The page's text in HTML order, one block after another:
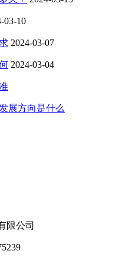
03-10
2024-03-07
2024-03-04
展方向是什么
限公司